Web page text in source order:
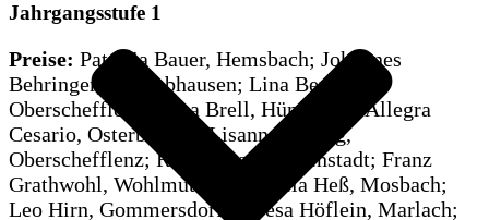
Jahrgangsstufe 1
Preise: Patricia Bauer, Hemsbach; Johannes
Behringer, Schwabhausen; Lina Berg,
Oberschefflenz; Lena Brell, Hüngheim; Allegra
Cesario, Osterburken; Lisanne Döring,
Oberschefflenz; Romy Graf, Leibenstadt; Franz
Grathwohl, Wohlmuthausen; Leia Heß, Mosbach;
Leo Hirn, Gommersdorf; Teresa Höflein, Marlach;